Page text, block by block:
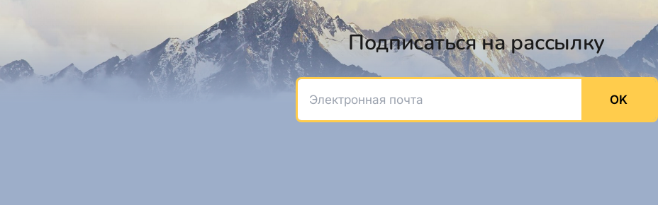
Подписаться на рассылку
Электронная почта
OK